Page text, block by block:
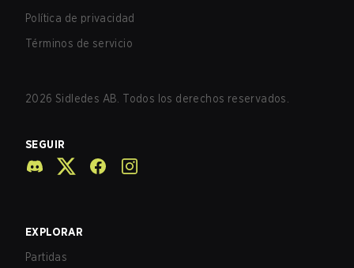
Política de privacidad
Términos de servicio
2026 Sidledes AB. Todos los derechos reservados.
SEGUIR
EXPLORAR
Partidas